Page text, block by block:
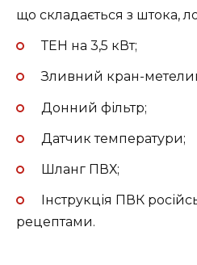
що складається з штока,
ТЕН на 3,5 кВт;
Зливний кран-
Донний фільтр;
Датчик температури;
Шланг ПВХ;
Інструкція ПВК
рецептами.